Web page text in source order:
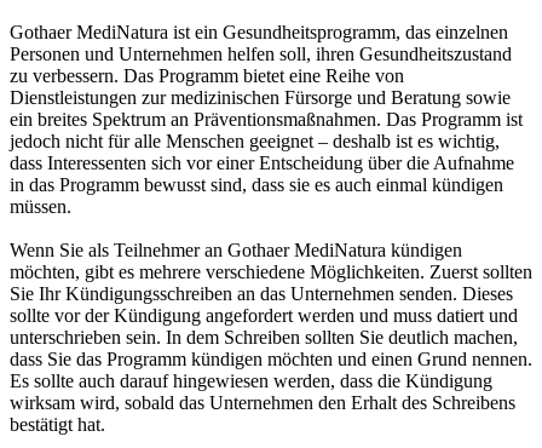
Gothaer MediNatura ist ein Gesundheitsprogramm, das einzelnen
Personen und Unternehmen helfen soll, ihren Gesundheitszustand
zu verbessern. Das Programm bietet eine Reihe von
Dienstleistungen zur medizinischen Fürsorge und Beratung sowie
ein breites Spektrum an Präventionsmaßnahmen. Das Programm ist
jedoch nicht für alle Menschen geeignet – deshalb ist es wichtig,
dass Interessenten sich vor einer Entscheidung über die Aufnahme
in das Programm bewusst sind, dass sie es auch einmal kündigen
müssen.
Wenn Sie als Teilnehmer an Gothaer MediNatura kündigen
möchten, gibt es mehrere verschiedene Möglichkeiten. Zuerst sollten
Sie Ihr Kündigungsschreiben an das Unternehmen senden. Dieses
sollte vor der Kündigung angefordert werden und muss datiert und
unterschrieben sein. In dem Schreiben sollten Sie deutlich machen,
dass Sie das Programm kündigen möchten und einen Grund nennen.
Es sollte auch darauf hingewiesen werden, dass die Kündigung
wirksam wird, sobald das Unternehmen den Erhalt des Schreibens
bestätigt hat.